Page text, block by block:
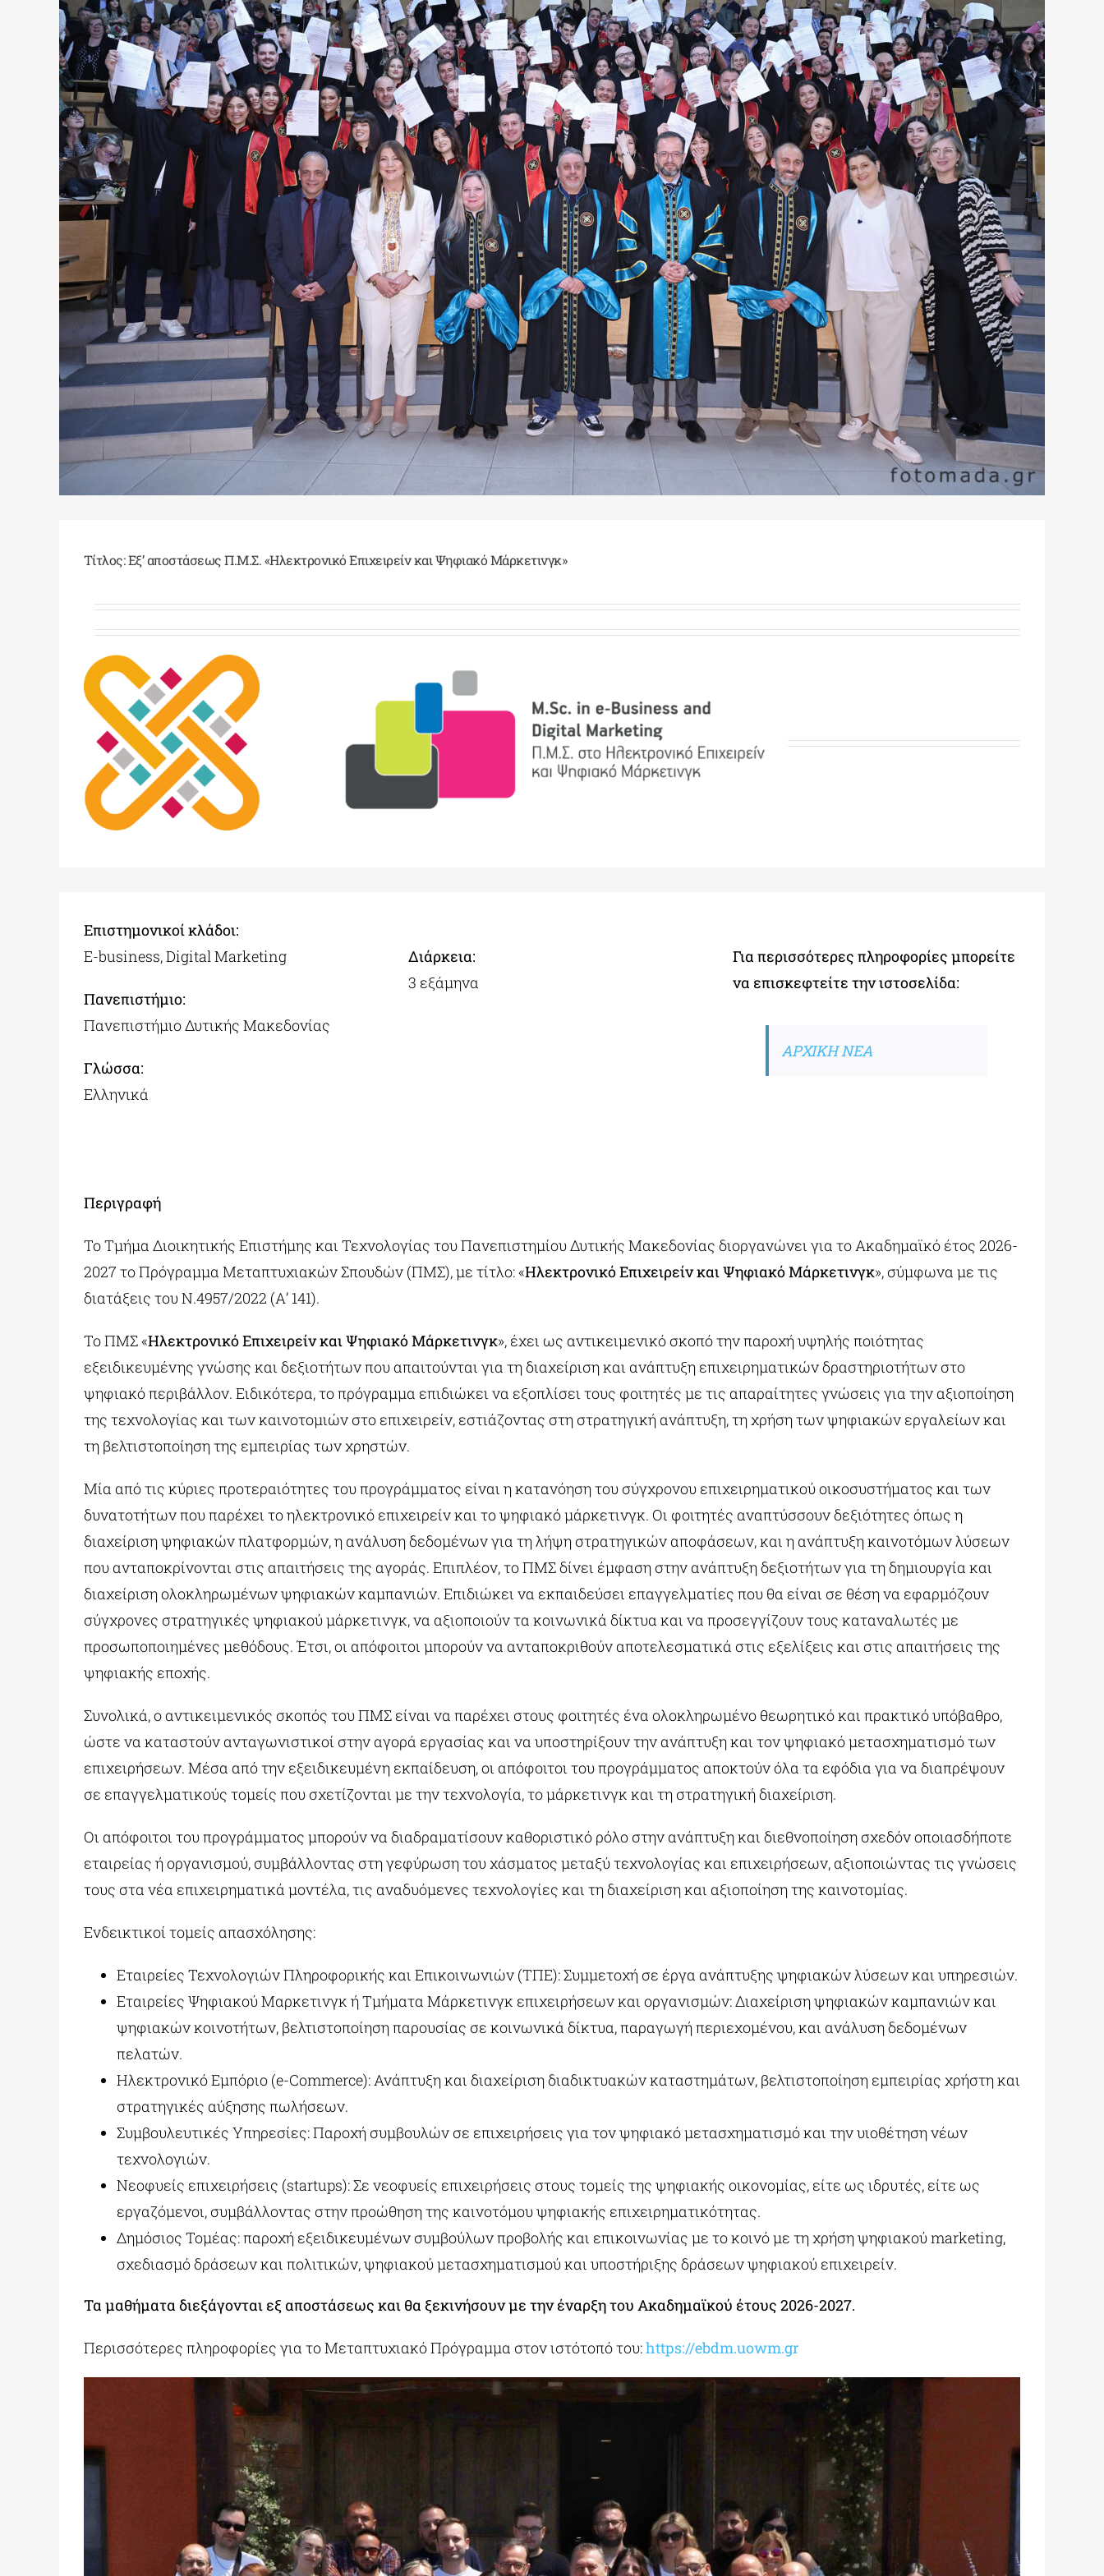
Τίτλος: Εξ’ αποστάσεως Π.Μ.Σ. «Ηλεκτρονικό Επιχειρείν και Ψηφιακό Μάρκετινγκ»
Επιστημονικοί κλάδοι:
E-business, Digital Marketing
Πανεπιστήμιo:
Πανεπιστήμιο Δυτικής Μακεδονίας
Γλώσσα:
Ελληνικά
Διάρκεια:
3 εξάμηνα
Για περισσότερες πληροφορίες μπορείτε
να επισκεφτείτε την ιστοσελίδα:
ΑΡΧΙΚΗ ΝΕΑ
Περιγραφή
Το Τμήμα Διοικητικής Επιστήμης και Τεχνολογίας του Πανεπιστημίου Δυτικής Μακεδονίας διοργανώνει για το Ακαδημαϊκό έτος 2026-
2027 το Πρόγραμμα Μεταπτυχιακών Σπουδών (ΠΜΣ), με τίτλο: «Ηλεκτρονικό Επιχειρείν και Ψηφιακό Μάρκετινγκ», σύμφωνα με τις
διατάξεις του Ν.4957/2022 (Α’ 141).
Το ΠΜΣ «Ηλεκτρονικό Επιχειρείν και Ψηφιακό Μάρκετινγκ», έχει ως αντικειμενικό σκοπό την παροχή υψηλής ποιότητας
εξειδικευμένης γνώσης και δεξιοτήτων που απαιτούνται για τη διαχείριση και ανάπτυξη επιχειρηματικών δραστηριοτήτων στο
ψηφιακό περιβάλλον. Ειδικότερα, το πρόγραμμα επιδιώκει να εξοπλίσει τους φοιτητές με τις απαραίτητες γνώσεις για την αξιοποίηση
της τεχνολογίας και των καινοτομιών στο επιχειρείν, εστιάζοντας στη στρατηγική ανάπτυξη, τη χρήση των ψηφιακών εργαλείων και
τη βελτιστοποίηση της εμπειρίας των χρηστών.
Μία από τις κύριες προτεραιότητες του προγράμματος είναι η κατανόηση του σύγχρονου επιχειρηματικού οικοσυστήματος και των
δυνατοτήτων που παρέχει το ηλεκτρονικό επιχειρείν και το ψηφιακό μάρκετινγκ. Οι φοιτητές αναπτύσσουν δεξιότητες όπως η
διαχείριση ψηφιακών πλατφορμών, η ανάλυση δεδομένων για τη λήψη στρατηγικών αποφάσεων, και η ανάπτυξη καινοτόμων λύσεων
που ανταποκρίνονται στις απαιτήσεις της αγοράς. Επιπλέον, το ΠΜΣ δίνει έμφαση στην ανάπτυξη δεξιοτήτων για τη δημιουργία και
διαχείριση ολοκληρωμένων ψηφιακών καμπανιών. Επιδιώκει να εκπαιδεύσει επαγγελματίες που θα είναι σε θέση να εφαρμόζουν
σύγχρονες στρατηγικές ψηφιακού μάρκετινγκ, να αξιοποιούν τα κοινωνικά δίκτυα και να προσεγγίζουν τους καταναλωτές με
προσωποποιημένες μεθόδους. Έτσι, οι απόφοιτοι μπορούν να ανταποκριθούν αποτελεσματικά στις εξελίξεις και στις απαιτήσεις της
ψηφιακής εποχής.
Συνολικά, ο αντικειμενικός σκοπός του ΠΜΣ είναι να παρέχει στους φοιτητές ένα ολοκληρωμένο θεωρητικό και πρακτικό υπόβαθρο,
ώστε να καταστούν ανταγωνιστικοί στην αγορά εργασίας και να υποστηρίξουν την ανάπτυξη και τον ψηφιακό μετασχηματισμό των
επιχειρήσεων. Μέσα από την εξειδικευμένη εκπαίδευση, οι απόφοιτοι του προγράμματος αποκτούν όλα τα εφόδια για να διαπρέψουν
σε επαγγελματικούς τομείς που σχετίζονται με την τεχνολογία, το μάρκετινγκ και τη στρατηγική διαχείριση.
Οι απόφοιτοι του προγράμματος μπορούν να διαδραματίσουν καθοριστικό ρόλο στην ανάπτυξη και διεθνοποίηση σχεδόν οποιασδήποτε
εταιρείας ή οργανισμού, συμβάλλοντας στη γεφύρωση του χάσματος μεταξύ τεχνολογίας και επιχειρήσεων, αξιοποιώντας τις γνώσεις
τους στα νέα επιχειρηματικά μοντέλα, τις αναδυόμενες τεχνολογίες και τη διαχείριση και αξιοποίηση της καινοτομίας.
Ενδεικτικοί τομείς απασχόλησης:
Εταιρείες Τεχνολογιών Πληροφορικής και Επικοινωνιών (ΤΠΕ): Συμμετοχή σε έργα ανάπτυξης ψηφιακών λύσεων και υπηρεσιών.
Εταιρείες Ψηφιακού Μαρκετινγκ ή Τμήματα Μάρκετινγκ επιχειρήσεων και οργανισμών: Διαχείριση ψηφιακών καμπανιών και
ψηφιακών κοινοτήτων, βελτιστοποίηση παρουσίας σε κοινωνικά δίκτυα, παραγωγή περιεχομένου, και ανάλυση δεδομένων
πελατών.
Ηλεκτρονικό Εμπόριο (e-Commerce): Ανάπτυξη και διαχείριση διαδικτυακών καταστημάτων, βελτιστοποίηση εμπειρίας χρήστη και
στρατηγικές αύξησης πωλήσεων.
Συμβουλευτικές Υπηρεσίες: Παροχή συμβουλών σε επιχειρήσεις για τον ψηφιακό μετασχηματισμό και την υιοθέτηση νέων
τεχνολογιών.
Νεοφυείς επιχειρήσεις (startups): Σε νεοφυείς επιχειρήσεις στους τομείς της ψηφιακής οικονομίας, είτε ως ιδρυτές, είτε ως
εργαζόμενοι, συμβάλλοντας στην προώθηση της καινοτόμου ψηφιακής επιχειρηματικότητας.
Δημόσιος Τομέας: παροχή εξειδικευμένων συμβούλων προβολής και επικοινωνίας με το κοινό με τη χρήση ψηφιακού marketing,
σχεδιασμό δράσεων και πολιτικών, ψηφιακού μετασχηματισμού και υποστήριξης δράσεων ψηφιακού επιχειρείν.
Τα μαθήματα διεξάγονται εξ αποστάσεως και θα ξεκινήσουν με την έναρξη του Ακαδημαϊκού έτους 2026-2027.
Περισσότερες πληροφορίες για το Μεταπτυχιακό Πρόγραμμα στον ιστότοπό του:https://ebdm.uowm.gr